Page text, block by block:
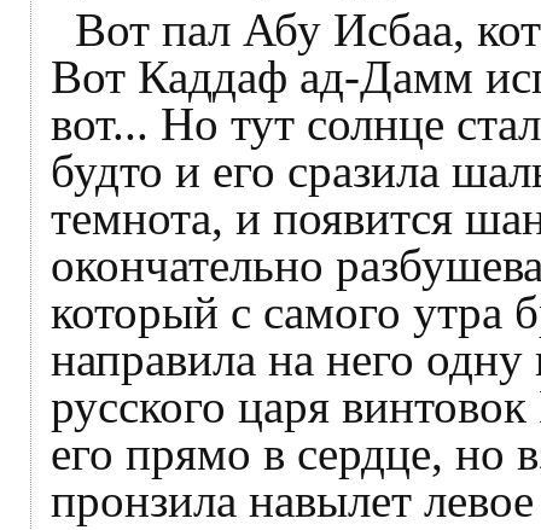
Вот пал Абу Исбаа,
Вот Каддаф ад-Дамм
вот... Но тут солнце
будто и его сразила
темнота, и появится
окончательно
который с самого утра
направила на него
русского царя
его прямо в сердце, но
пронзила навылет